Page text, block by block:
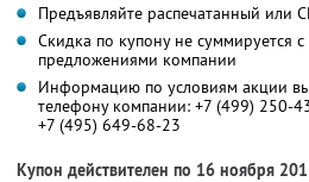
Предъявляйте распечатанный или
Скидка по купону не суммируется
предложениями компании
Информацию по условиям акции
телефону компании: +7 (499) 250-
+7 (495) 649-68-23
Купон действителен по 16 ноября